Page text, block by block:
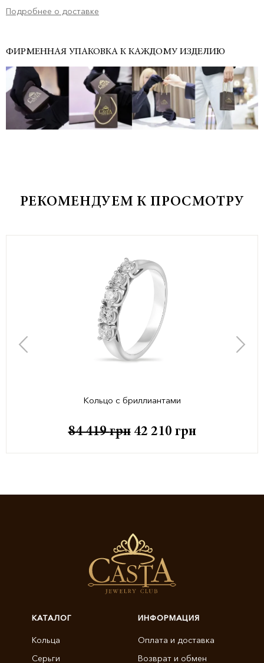
Подробнее о доставке
ФИРМЕННАЯ УПАКОВКА К КАЖДОМУ ИЗДЕЛИЮ
РЕКОМЕНДУЕМ К ПРОСМОТРУ
Кольцо с бриллиантами
84 419грн 42 210 грн
КАТАЛОГ
Кольца
Серьги
ИНФОРМАЦИЯ
Оплата и доставка
Возврат и обмен